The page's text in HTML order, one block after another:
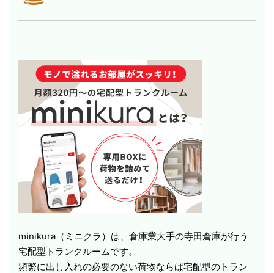
minikura（ミニクラ）は、倉庫業大手の寺田倉庫が行う
宅配型トランクルームです。
頻繁に出し入れの必要のない荷物ならば宅配型のトラン